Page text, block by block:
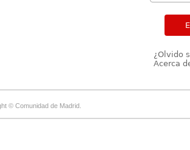
¿Olvido
Acerca
© Comunidad de Madrid.